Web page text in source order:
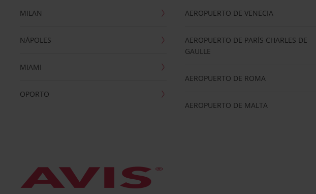
MILAN
NÁPOLES
MIAMI
OPORTO
AEROPUERTO DE VENECIA
AEROPUERTO DE PARÍS CHARLES DE
GAULLE
AEROPUERTO DE ROMA
AEROPUERTO DE MALTA